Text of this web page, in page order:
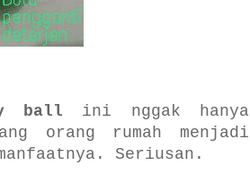
ball ini nggak hanya
orang rumah menjadi
Seriusan.